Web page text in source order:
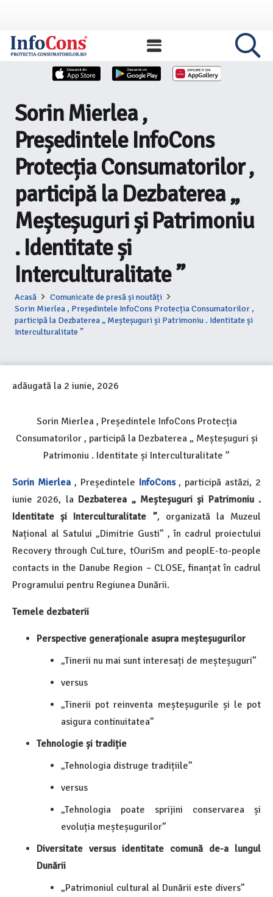
Sorin Mierlea ,
Președintele InfoCons
Protecția Consumatorilor ,
participă la Dezbaterea „
Meșteșuguri și Patrimoniu
. Identitate și
Interculturalitate ”
Acasă
Comunicate de presă și noutăți
Sorin Mierlea , Președintele InfoCons Protecția Consumatorilor ,
participă la Dezbaterea „ Meșteșuguri și Patrimoniu . Identitate și
Interculturalitate ”
adăugată la 2 iunie, 2026
Sorin Mierlea , Președintele InfoCons Protecția
Consumatorilor , participă la Dezbaterea „ Meșteșuguri și
Patrimoniu . Identitate și Interculturalitate ”
Sorin Mierlea, Președintele InfoCons, participă astăzi, 2
iunie 2026, la Dezbaterea „ Meșteșuguri și Patrimoniu .
Identitate și Interculturalitate ”, organizată la Muzeul
Național al Satului „Dimitrie Gusti” , în cadrul proiectului
Recovery through CuLture, tOuriSm and peoplE-to-people
contacts in the Danube Region – CLOSE, finanțat în cadrul
Programului pentru Regiunea Dunării.
Temele dezbaterii
Perspective generaționale asupra meșteșugurilor
„Tinerii nu mai sunt interesați de meșteșuguri”
versus
„Tinerii pot reinventa meșteșugurile și le pot
asigura continuitatea”
Tehnologie și tradiție
„Tehnologia distruge tradițiile”
versus
„Tehnologia poate sprijini conservarea și
evoluția meșteșugurilor”
Diversitate versus identitate comună de-a lungul
Dunării
„Patrimoniul cultural al Dunării este divers”